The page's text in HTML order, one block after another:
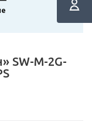
SW-М-2G-